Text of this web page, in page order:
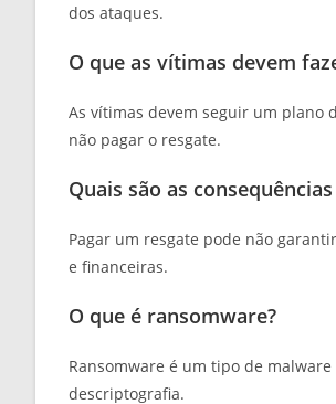
dos ataques.
O que as vítimas devem
As vítimas devem seguir um plano
não pagar o resgate.
Quais são as
Pagar um resgate pode não
e financeiras.
O que é ransomware?
Ransomware é um tipo de
descriptografia.